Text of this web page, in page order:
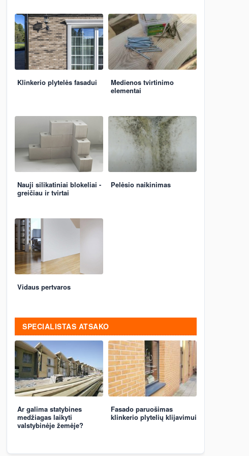
Klinkerio plytelės fasadui
Medienos tvirtinimo
elementai
Nauji silikatiniai blokeliai -
greičiau ir tvirtai
Pelėsio naikinimas
Vidaus pertvaros
SPECIALISTAS ATSAKO
Ar galima statybines
medžiagas laikyti
valstybinėje žemėje?
Fasado paruošimas
klinkerio plytelių klijavimui